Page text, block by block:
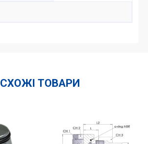
СХОЖІ ТОВАРИ